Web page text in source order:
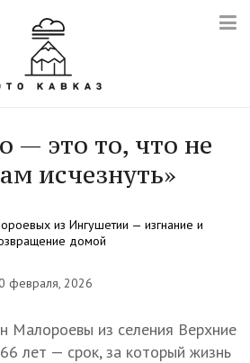
— это то, что не
исчезнуть»
из Ингушетии — изгнание и
домой
февраля, 2026
Малороевы из селения Верхние
лет — срок, за который жизнь